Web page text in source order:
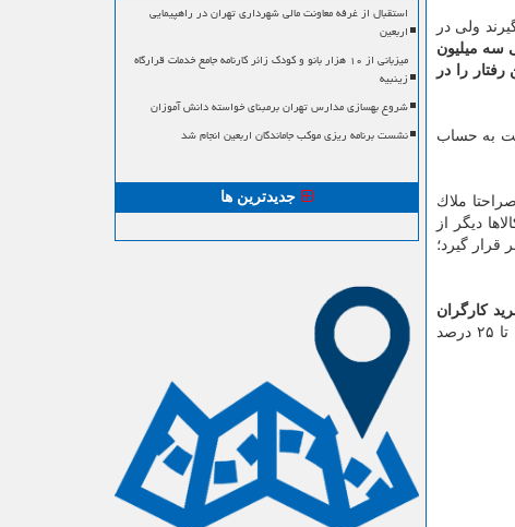
ولی در
سه میلیون
ایكاش این رفتار را در
به حساب
بازنشستگان وارد شوند و اظهار داشت: ماده ۴۱ قانون كار صراحتا ملاك
دیگر از
حتما مدنظر قرار گیرد؛
كارگران
به دنبال گرانی های اخیر یاد كرده و گفته بود تنها راه كمك به معیشت خانوارهای بازنشسته كارگری ترمیم حقوق آنها به میزان ۲۰ تا ۲۵ درصد
استقبال از غرفه معاونت مالی شهرداری تهران در راهپیمایی
اربعین
میزبانی از ۱۰ هزار بانو و کودک زائر کارنامه جامع خدمات قرارگاه
زینبیه
شروع بهسازی مدارس تهران برمبنای خواسته دانش آموزان
نشست برنامه ریزی موکب جاماندگان اربعین انجام شد
جدیدترین ها